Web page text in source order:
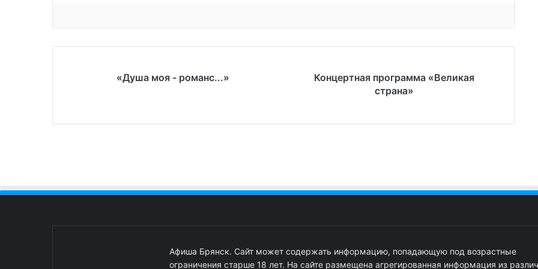
«Душа моя - романс...»
Концертная программа «Великая
страна»
Афиша Брянск. Сайт может содержать информацию, попадающую под возрастные
ограничения старше 18 лет. На сайте размещена агрегированная информация из